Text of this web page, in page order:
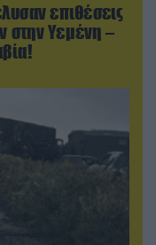
επιθέσεις
στην Υεμένη –